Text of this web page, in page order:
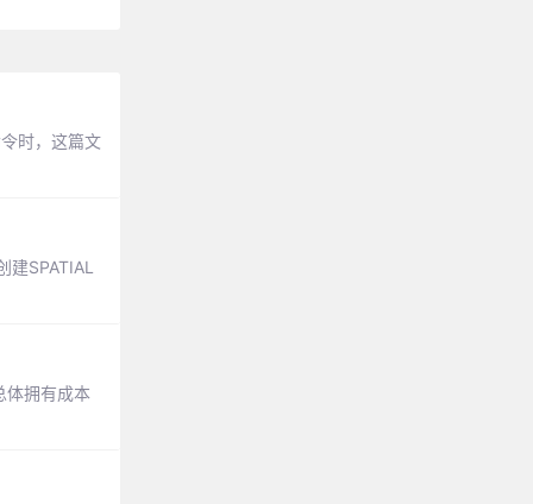
时，这篇文
SPATIAL
体拥有成本